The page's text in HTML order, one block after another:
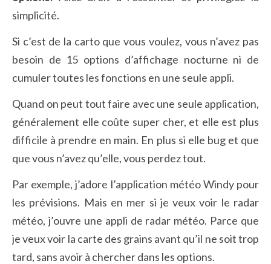
simplicité.
Si c’est de la carto que vous voulez, vous n’avez pas
besoin de 15 options d’affichage nocturne ni de
cumuler toutes les fonctions en une seule appli.
Quand on peut tout faire avec une seule application,
généralement elle coûte super cher, et elle est plus
difficile à prendre en main. En plus si elle bug et que
que vous n’avez qu’elle, vous perdez tout.
Par exemple, j’adore l’application météo Windy pour
les prévisions. Mais en mer si je veux voir le radar
météo, j’ouvre une appli de radar météo. Parce que
je veux voir la carte des grains avant qu’il ne soit trop
tard, sans avoir à chercher dans les options.